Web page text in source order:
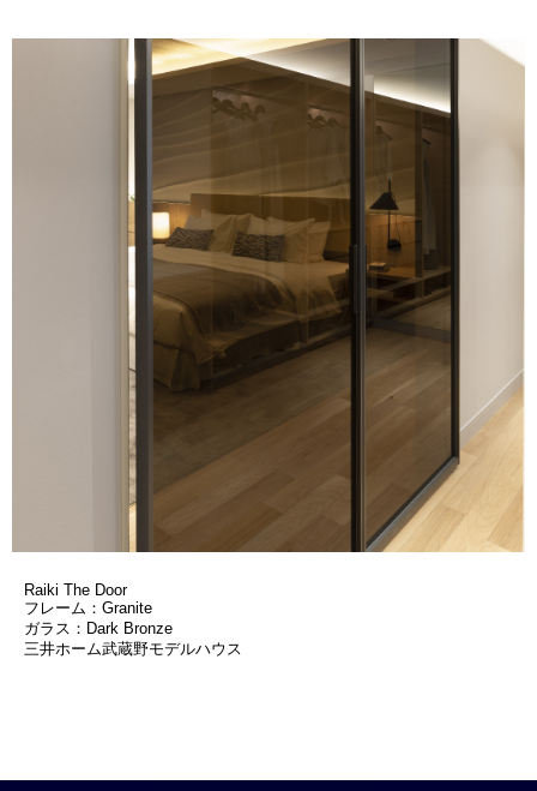
Raiki The Door
フレーム：Granite
ガラス：Dark Bronze
三井ホーム武蔵野モデルハウス